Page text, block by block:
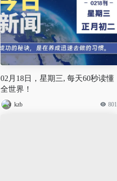
02月18日，星期三, 每天60秒读懂
全世界！
kzb 801